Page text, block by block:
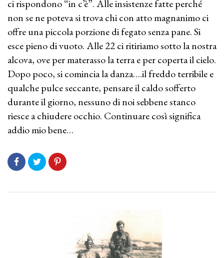
ci rispondono “in c’è”. Alle insistenze fatte perché
non se ne poteva si trova chi con atto magnanimo ci
offre una piccola porzione di fegato senza pane. Si
esce pieno di vuoto. Alle 22 ci ritiriamo sotto la nostra
alcova, ove per materasso la terra e per coperta il cielo.
Dopo poco, si comincia la danza….il freddo terribile e
qualche pulce seccante, pensare il caldo sofferto
durante il giorno, nessuno di noi sebbene stanco
riesce a chiudere occhio. Continuare così significa
addio mio bene…